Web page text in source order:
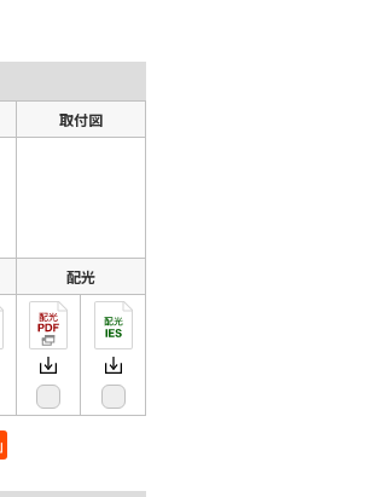
取付図
配光